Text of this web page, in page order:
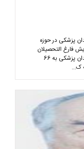
پزشکی در حوزه
فارغ التحصیلان
دندان پزشکی در جامعه و ازدیاد دانشکده های دندان پزشکی به 66
ک...